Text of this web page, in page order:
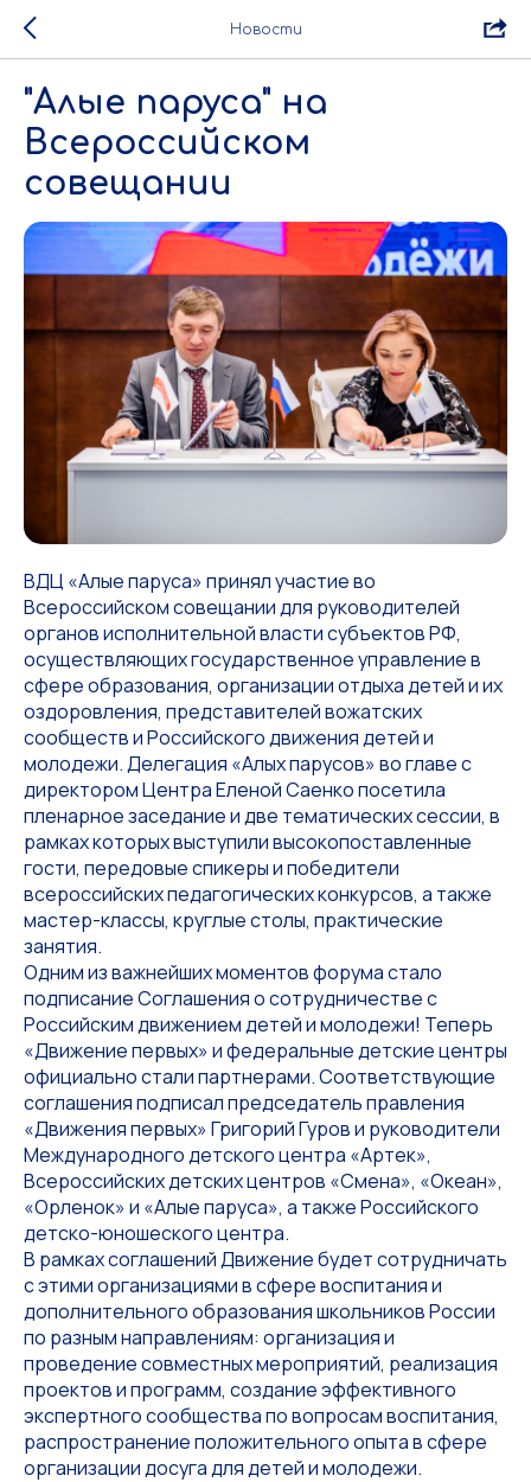
Новости
"Алые паруса" на
Всероссийском
совещании
ВДЦ «Алые паруса» принял участие во
Всероссийском совещании для руководителей
органов исполнительной власти субъектов РФ,
осуществляющих государственное управление в
сфере образования, организации отдыха детей и их
оздоровления, представителей вожатских
сообществ и Российского движения детей и
молодежи. Делегация «Алых парусов» во главе с
директором Центра Еленой Саенко посетила
пленарное заседание и две тематических сессии, в
рамках которых выступили высокопоставленные
гости, передовые спикеры и победители
всероссийских педагогических конкурсов, а также
мастер-классы, круглые столы, практические
занятия.
Одним из важнейших моментов форума стало
подписание Соглашения о сотрудничестве с
Российским движением детей и молодежи! Теперь
«Движение первых» и федеральные детские центры
официально стали партнерами. Соответствующие
соглашения подписал председатель правления
«Движения первых» Григорий Гуров и руководители
Международного детского центра «Артек»,
Всероссийских детских центров «Смена», «Океан»,
«Орленок» и «Алые паруса», а также Российского
детско-юношеского центра.
В рамках соглашений Движение будет сотрудничать
с этими организациями в сфере воспитания и
дополнительного образования школьников России
по разным направлениям: организация и
проведение совместных мероприятий, реализация
проектов и программ, создание эффективного
экспертного сообщества по вопросам воспитания,
распространение положительного опыта в сфере
организации досуга для детей и молодежи.